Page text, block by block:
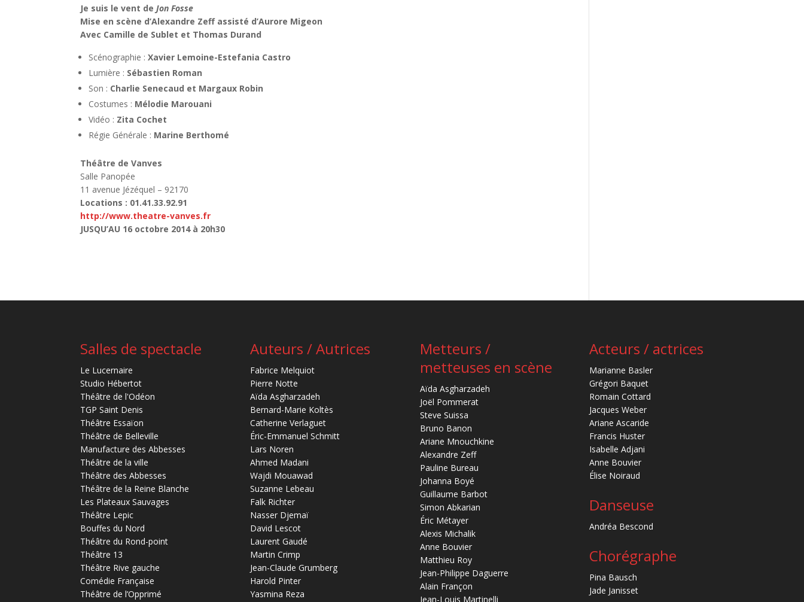
Je suis le vent deJon Fosse
Mise en scène d’Alexandre Zeff assisté d’Aurore Migeon
Avec Camille de Sublet et Thomas Durand
Scénographie : Xavier Lemoine-Estefania Castro
Lumière : Sébastien Roman
Son : Charlie Senecaud et Margaux Robin
Costumes : Mélodie Marouani
Vidéo : Zita Cochet
Régie Générale : Marine Berthomé
Théâtre de Vanves
Salle Panopée
11 avenue Jézéquel – 92170
Locations : 01.41.33.92.91
http://www.theatre-vanves.fr
JUSQU’AU 16 octobre 2014 à 20h30
Salles de spectacle
Le Lucernaire
Studio Hébertot
Théâtre de l'Odéon
TGP Saint Denis
Théâtre Essaïon
Théâtre de Belleville
Manufacture des Abbesses
Théâtre de la ville
Théâtre des Abbesses
Théâtre de la Reine Blanche
Les Plateaux Sauvages
Théâtre Lepic
Bouffes du Nord
Théâtre du Rond-point
Théâtre 13
Théâtre Rive gauche
Comédie Française
Théâtre de l’Opprimé
Auteurs / Autrices
Fabrice Melquiot
Pierre Notte
Aïda Asgharzadeh
Bernard-Marie Koltès
Catherine Verlaguet
Éric-Emmanuel Schmitt
Lars Noren
Ahmed Madani
Wajdi Mouawad
Suzanne Lebeau
Falk Richter
Nasser Djemaï
David Lescot
Laurent Gaudé
Martin Crimp
Jean-Claude Grumberg
Harold Pinter
Yasmina Reza
Metteurs /
metteuses en scène
Aïda Asgharzadeh
Joël Pommerat
Steve Suissa
Bruno Banon
Ariane Mnouchkine
Alexandre Zeff
Pauline Bureau
Johanna Boyé
Guillaume Barbot
Simon Abkarian
Éric Métayer
Alexis Michalik
Anne Bouvier
Matthieu Roy
Jean-Philippe Daguerre
Alain Françon
Jean-Louis Martinelli
Acteurs / actrices
Marianne Basler
Grégori Baquet
Romain Cottard
Jacques Weber
Ariane Ascaride
Francis Huster
Isabelle Adjani
Anne Bouvier
Élise Noiraud
Danseuse
Andréa Bescond
Chorégraphe
Pina Bausch
Jade Janisset